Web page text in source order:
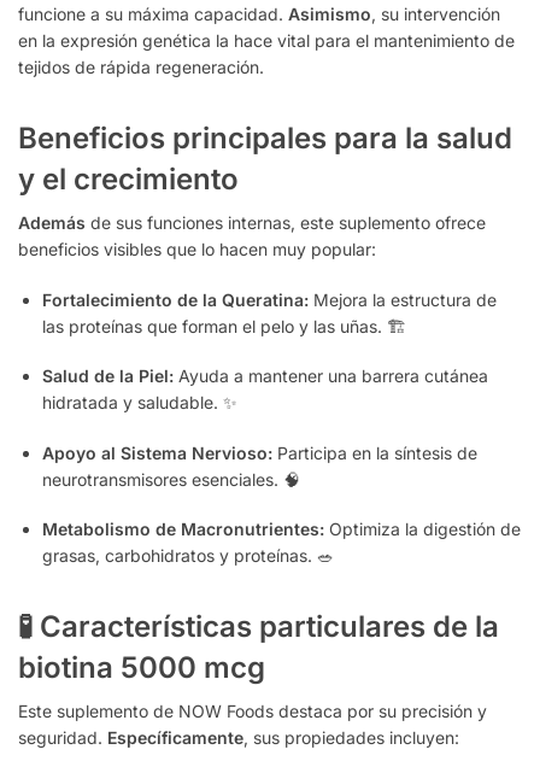
funcione a su máxima capacidad. Asimismo, su intervención
en la expresión genética la hace vital para el mantenimiento de
tejidos de rápida regeneración.
Beneficios principales para la salud
y el crecimiento
Además de sus funciones internas, este suplemento ofrece
beneficios visibles que lo hacen muy popular:
Fortalecimiento de la Queratina: Mejora la estructura de
las proteínas que forman el pelo y las uñas. 🏗️
Salud de la Piel: Ayuda a mantener una barrera cutánea
hidratada y saludable. ✨
Apoyo al Sistema Nervioso: Participa en la síntesis de
neurotransmisores esenciales. 🧠
Metabolismo de Macronutrientes: Optimiza la digestión de
grasas, carbohidratos y proteínas. 🥗
🧪 Características particulares de la
biotina 5000 mcg
Este suplemento de NOW Foods destaca por su precisión y
seguridad. Específicamente, sus propiedades incluyen: